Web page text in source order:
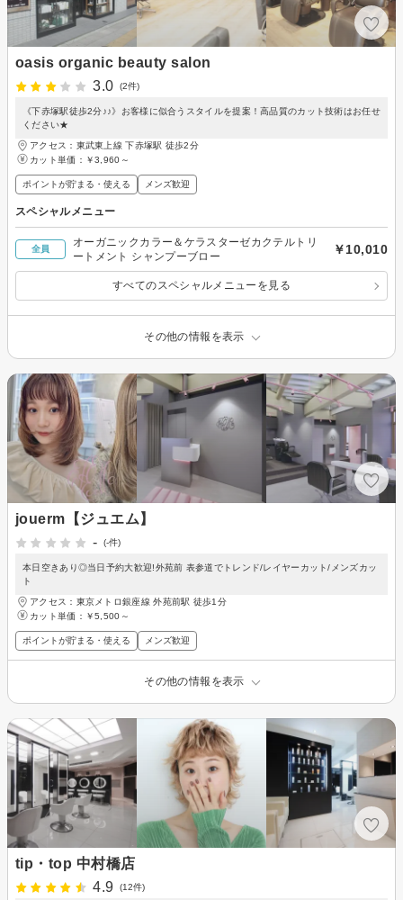
oasis organic beauty salon
3.0
(2件)
《下赤塚駅徒歩2分♪♪》お客様に似合うスタイルを提案！高品質のカット技術はお任せ
ください★
アクセス：東武東上線 下赤塚駅 徒歩2分
カット単価： ￥3,960～
ポイントが貯まる・使える メンズ歓迎
スペシャルメニュー
全員
オーガニックカラー＆ケラスターゼカクテルトリ
ートメント シャンプーブロー
￥10,010
すべてのスペシャルメニューを見る
その他の情報を表示
jouerm【ジュエム】
-
(-件)
本日空きあり◎当日予約大歓迎!外苑前 表参道でトレンド/レイヤーカット/メンズカッ
ト
アクセス：東京メトロ銀座線 外苑前駅 徒歩1分
カット単価： ￥5,500～
ポイントが貯まる・使える メンズ歓迎
その他の情報を表示
tip・top 中村橋店
4.9
(12件)